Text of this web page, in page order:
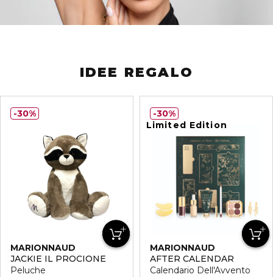
IDEE REGALO
MARIONNAUD
JACKIE IL PROCIONE
Peluche
30%
Limited Edition
MARIONNAUD
AFTER CALENDAR
Calendario Dell'Avvento
30%